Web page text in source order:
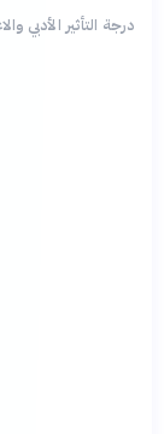
درجة التأثير الأدبي